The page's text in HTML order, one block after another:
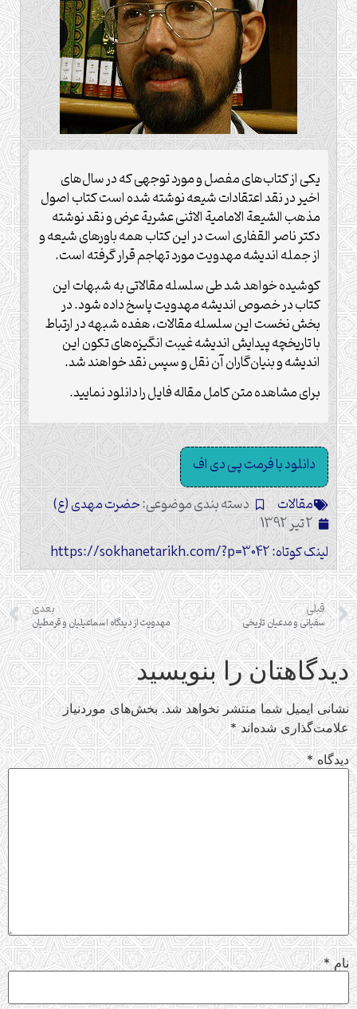
یکی از کتاب‌های مفصل و مورد توجهی که در سال‌های
اخیر در نقد اعتقادات شیعه نوشته شده است کتاب اصول
مذهب الشیعة الامامیة الاثنی عشریة عرض و نقد نوشته
دکتر ناصر القفاری است در این کتاب همه باورهای شیعه و
از جمله اندیشه مهدویت مورد تهاجم قرار گرفته است.
کوشیده خواهد شد طی سلسله مقالاتی به شبهات این
کتاب در خصوص اندیشه مهدویت پاسخ داده شود. در
بخش نخست این سلسله مقالات، هفده شبهه در ارتباط
با تاریخچه پیدایش اندیشه غیبت انگیزه‌های تکون این
اندیشه و بنیان‌گاران آن نقل و سپس نقد خواهند شد.
برای مشاهده متن کامل مقاله فایل را دانلود نمایید.
دانلود با فرمت پی دی اف
مقالات
دسته بندی موضوعی:حضرت مهدی (ع)
2 تیر 1392
لینک کوتاه: https://sokhanetarikh.com/?p=3042
قبلی
سفیانی و مدعیان تاریخی
بعدی
مهدويت از ديدگاه اسماعيليان و قرمطيان
دیدگاهتان را بنویسید
نشانی ایمیل شما منتشر نخواهد شد. بخش‌های موردنیاز
علامت‌گذاری شده‌اند*
دیدگاه*
نام*